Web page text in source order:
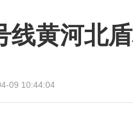
线黄河北
09 10:44:04